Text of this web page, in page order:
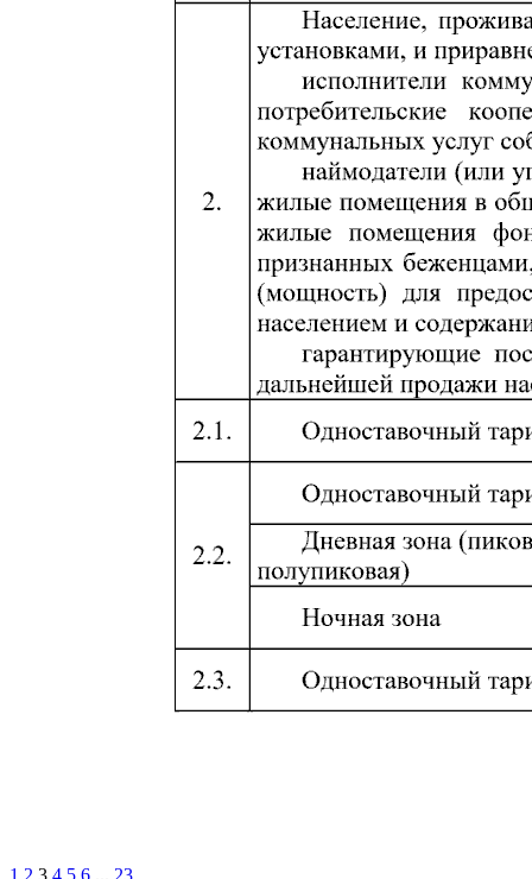
1 2 3 4 5 6 ... 23